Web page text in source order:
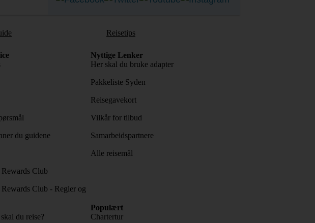
Reisetips
du guidene
Club
Club - Regler og
Nyttige Lenker
Her skal du bruke adapter
Pakkeliste Syden
Reisegavekort
Vilkår for tilbud
Samarbeidspartnere
Alle reisemål
du reise?
Populært
Chartertur